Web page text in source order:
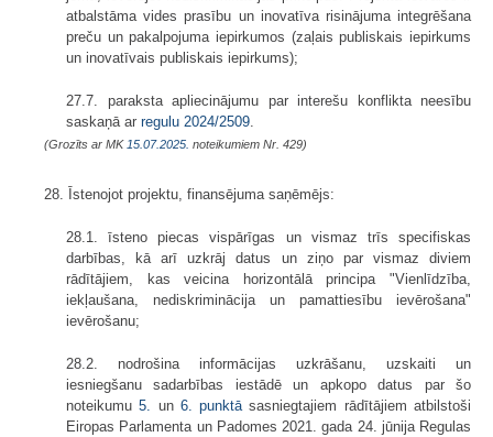
atbalstāma vides prasību un inovatīva risinājuma integrēšana
preču un pakalpojuma iepirkumos (zaļais publiskais iepirkums
un inovatīvais publiskais iepirkums);
27.7. paraksta apliecinājumu par interešu konflikta neesību
saskaņā ar regulu 2024/2509
(Grozīts ar MK 15.07.2025. noteikumiem Nr. 429)
28. Īstenojot projektu, finansējuma saņēmējs:
28.1. īsteno piecas vispārīgas un vismaz trīs specifiskas
darbības, kā arī uzkrāj datus un ziņo par vismaz diviem
rādītājiem, kas veicina horizontālā principa "Vienlīdzība,
iekļaušana, nediskriminācija un pamattiesību ievērošana"
ievērošanu;
28.2. nodrošina informācijas uzkrāšanu, uzskaiti un
iesniegšanu sadarbības iestādē un apkopo datus par šo
noteikumu5. un 6. punktā sasniegtajiem rādītājiem atbilstoši
Eiropas Parlamenta un Padomes 2021. gada 24. jūnija Regulas